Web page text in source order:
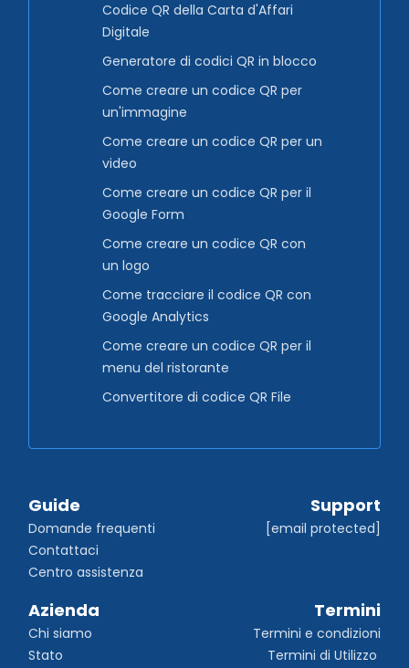
Codice QR della Carta d'Affari
Digitale
Generatore di codici QR in blocco
Come creare un codice QR per
un'immagine
Come creare un codice QR per un
video
Come creare un codice QR per il
Google Form
Come creare un codice QR con
un logo
Come tracciare il codice QR con
Google Analytics
Come creare un codice QR per il
menu del ristorante
Convertitore di codice QR File
Guide
Domande frequenti
Contattaci
Centro assistenza
Support
[email protected]
Azienda
Chi siamo
Stato
Termini
Termini e condizioni
Termini di Utilizzo